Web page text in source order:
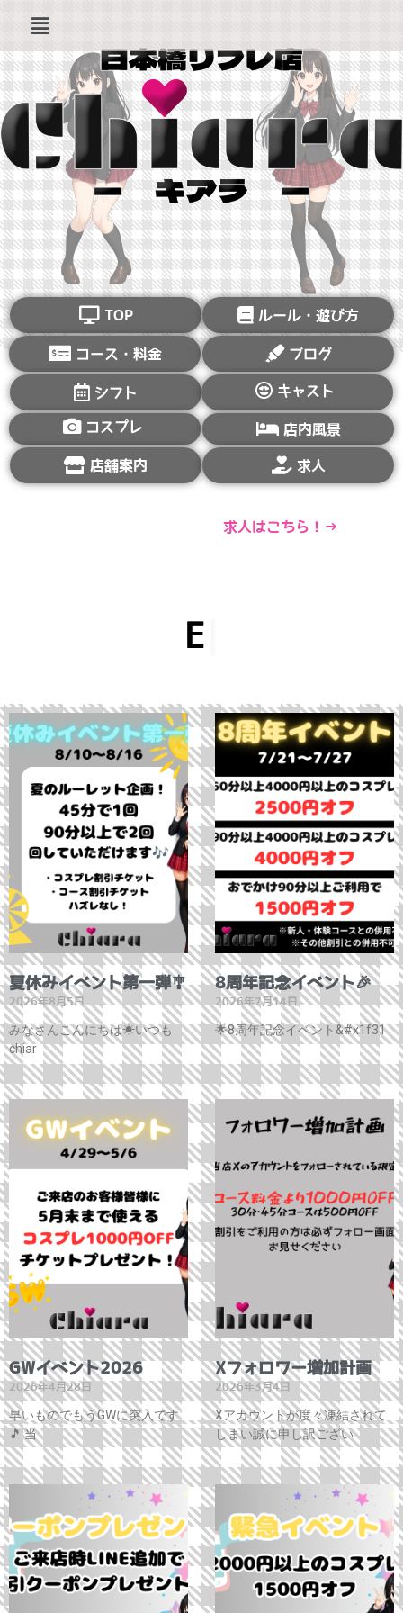
TOP ルール・遊び方
コース・料金 ブログ
シフト キャスト
コスプレ 店内風景
店舗案内 求人
求人はこちら！→
Ev
夏休みイベント第一弾🎐
2026年8月5日
みなさんこんにちは☀いつも
chiar
8周年記念イベント🎉
2026年7月14日
🌟8周年記念イベント&#x1f31
GWイベント2026
2026年4月28日
早いものでもうGWに突入です
🎵 当
Xフォロワー増加計画
2026年3月4日
Xアカウントが度々凍結されて
しまい誠に申し訳ござい